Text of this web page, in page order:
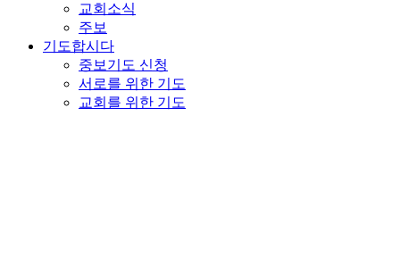
교회소식
주보
기도합시다
중보기도 신청
서로를 위한 기도
교회를 위한 기도